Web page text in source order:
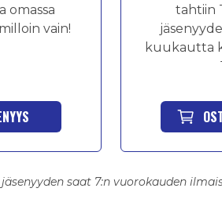
omassa
vain!
tahtiin
kuukautta
saat 7:n vuorokauden